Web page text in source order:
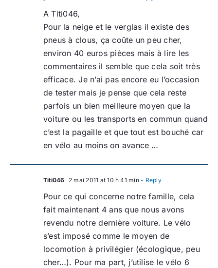
A Titi046,
Pour la neige et le verglas il existe des
pneus à clous, ça coûte un peu cher,
environ 40 euros pièces mais à lire les
commentaires il semble que cela soit très
efficace. Je n’ai pas encore eu l’occasion
de tester mais je pense que cela reste
parfois un bien meilleure moyen que la
voiture ou les transports en commun quand
c’est la pagaille et que tout est bouché car
en vélo au moins on avance …
Titi046 2 mai 2011 at 10 h 41 min- Reply
Pour ce qui concerne notre famille, cela
fait maintenant 4 ans que nous avons
revendu notre dernière voiture. Le vélo
s’est imposé comme le moyen de
locomotion à privilégier (écologique, peu
cher…). Pour ma part, j’utilise le vélo 6